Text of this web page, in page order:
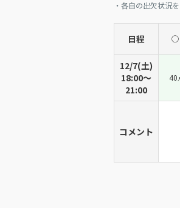
・各自の出欠状況
日程 ◯
12/7(土)
18:00〜
21:00
40
コメント